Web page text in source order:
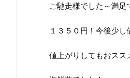
ご馳走様でした～満足
１３５０円！今後少
値上がりしてもおスス